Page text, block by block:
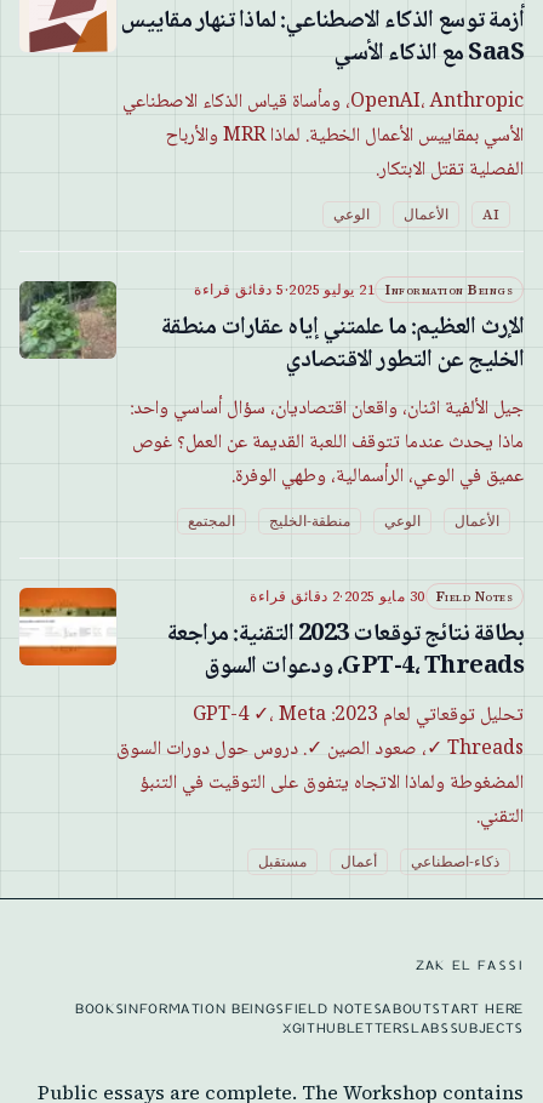
أزمة توسع الذكاء الاصطناعي: لماذا تنهار مقاييس
SaaS مع الذكاء الأسي
OpenAI، Anthropic، ومأساة قياس الذكاء الاصطناعي
الأسي بمقاييس الأعمال الخطية. لماذا MRR والأرباح
الفصلية تقتل الابتكار.
AI الأعمال الوعي
Information Beings 21 يوليو 2025 ·5 دقائق قراءة
الإرث العظيم: ما علمتني إياه عقارات منطقة
الخليج عن التطور الاقتصادي
جيل الألفية اثنان، واقعان اقتصاديان، سؤال أساسي واحد:
ماذا يحدث عندما تتوقف اللعبة القديمة عن العمل؟ غوص
عميق في الوعي، الرأسمالية، وطهي الوفرة.
الأعمال الوعي منطقة-الخليج المجتمع
Field Notes 30 مايو 2025 ·2 دقائق قراءة
بطاقة نتائج توقعات 2023 التقنية: مراجعة
GPT-4، Threads، ودعوات السوق
تحليل توقعاتي لعام 2023: GPT-4 ✓، Meta
Threads ✓، صعود الصين ✓. دروس حول دورات السوق
المضغوطة ولماذا الاتجاه يتفوق على التوقيت في التنبؤ
التقني.
ذكاء-اصطناعي أعمال مستقبل
ZAK EL FASSI
START HERE
ABOUT
FIELD NOTES
INFORMATION BEINGS
BOOKS
SUBJECTS
LABS
LETTERS
GITHUB
X
Public essays are complete. The Workshop contains